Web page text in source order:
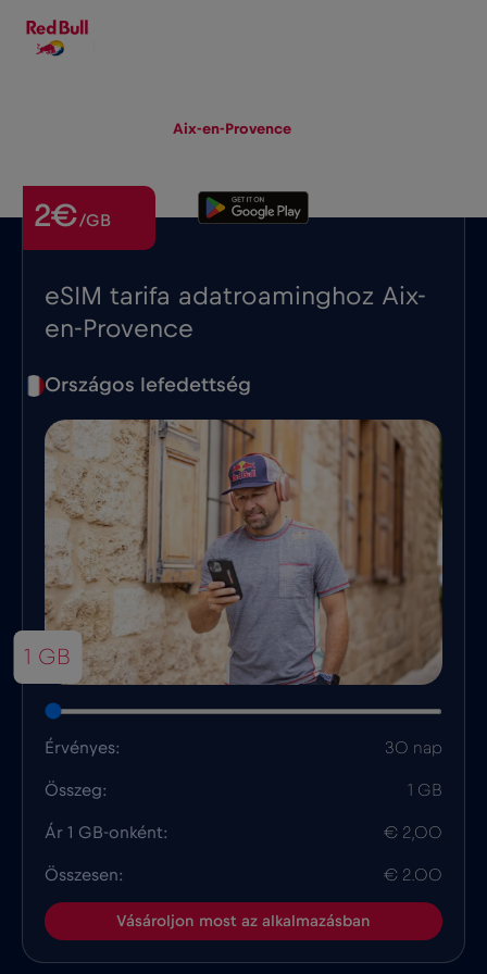
Aix-en-Provence
eSIM tarifa adatroaminghoz Aix-
en-Provence
2€/GB
Országos lefedettség
1 GB
Érvényes: 30 nap
Összeg: 1 GB
Ár 1 GB-onként: € 2,00
Összesen: € 2.00
Vásároljon most az alkalmazásban